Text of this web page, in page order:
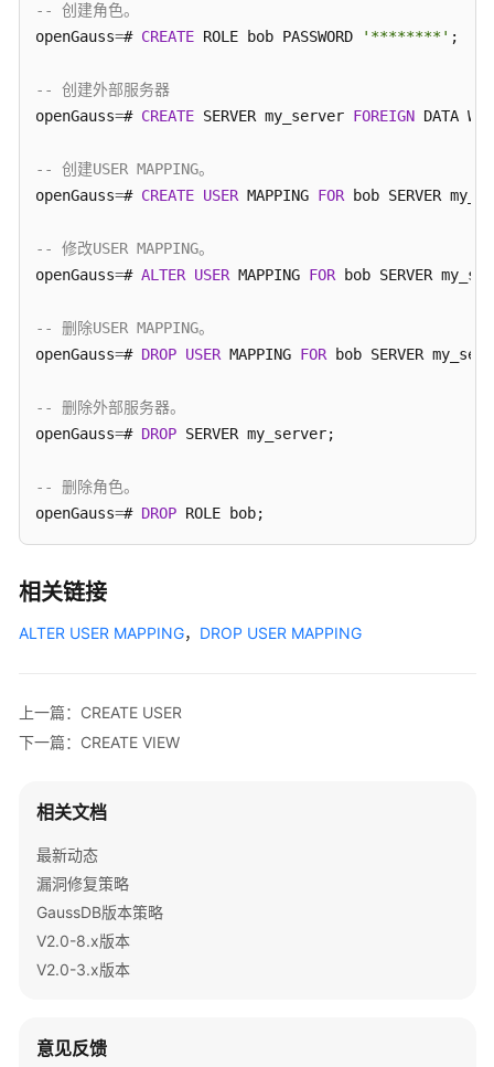
中
式
8.x）
发
指
（分
布
3.x）
发
指
（集
中
3.x）
开
南
（分
_V2.0-
开
（集
_V2.0-
-- 创建角色。
openGauss=# CREATE ROLE bob PASSWORD '********' ;
-- 创建外部服务器
openGauss=# CREATE SERVER my_server FOREIGN DATA
-- 创建USER MAPPING。
openGauss=# CREATE USER MAPPING FOR bob SERVER
-- 修改USER MAPPING。
openGauss=# ALTER USER MAPPING FOR bob SERVER
-- 删除USER MAPPING。
openGauss=# DROP USER MAPPING FOR bob SERVER
-- 删除外部服务器。
openGauss=# DROP SERVER my_server;
-- 删除角色。
openGauss=# DROP ROLE bob;
相关链接
ALTER USER MAPPING， DROP USER MAPPING
上一篇：CREATE USER
下一篇：CREATE VIEW
相关文档
最新动态
漏洞修复策略
GaussDB版本策略
V2.0-8.x版本
V2.0-3.x版本
意见反馈